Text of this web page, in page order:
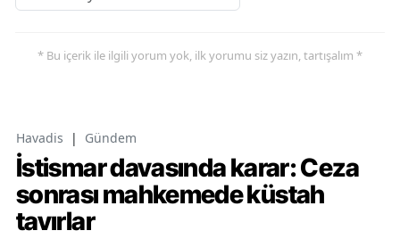
* Bu içerik ile ilgili yorum yok, ilk yorumu siz yazın, tartışalım *
Havadis | Gündem
İstismar davasında karar: Ceza
sonrası mahkemede küstah
tavırlar